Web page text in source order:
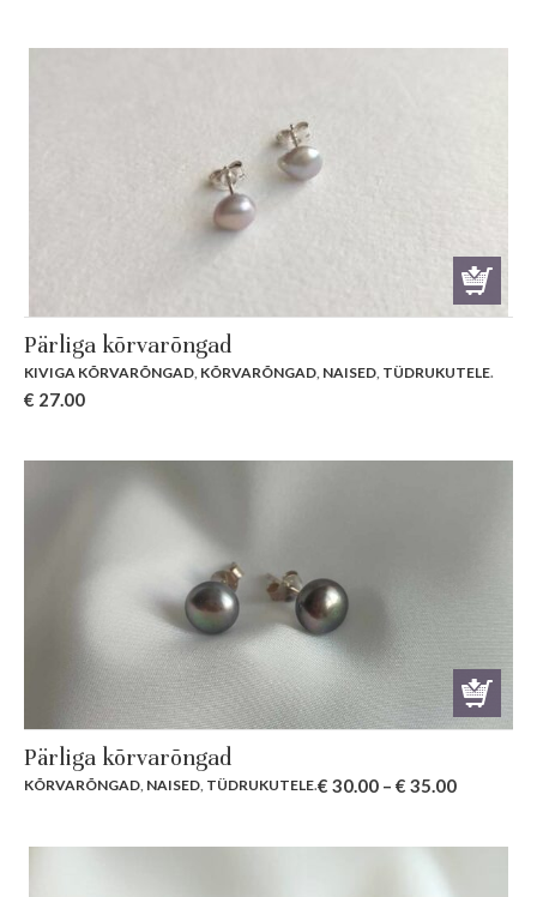
Pärliga kõrvarõngad
KIVIGA KÕRVARÕNGAD KÕRVARÕNGAD NAISED TÜDRUKUTELE.
€ 27.00
Pärliga kõrvarõngad
KÕRVARÕNGAD NAISED TÜDRUKUTELE.€ 30.00 – € 35.00